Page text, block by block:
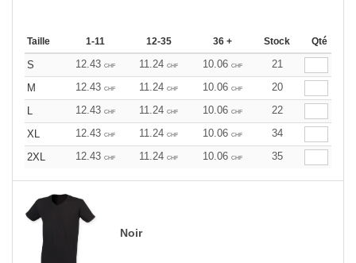
Taille 1-11 12-35 36 + Stock Qté
S 12.43 CHF 11.24 CHF 10.06 CHF
21
M
12.43 CHF 11.24 CHF 10.06 CHF
20
L
12.43 CHF 11.24 CHF 10.06 CHF
22
XL
12.43 CHF 11.24 CHF 10.06 CHF
34
2XL
12.43 CHF 11.24 CHF 10.06 CHF 35
Noir